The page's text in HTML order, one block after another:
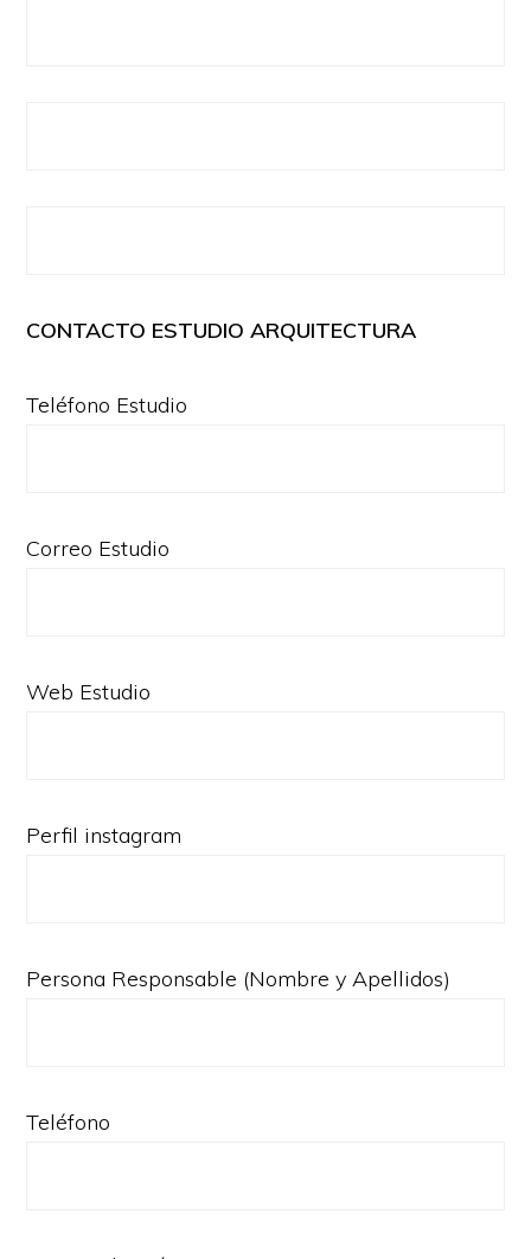
CONTACTO ESTUDIO ARQUITECTURA
Teléfono Estudio
Correo Estudio
Web Estudio
Perfil instagram
Persona Responsable (Nombre y Apellidos)
Teléfono